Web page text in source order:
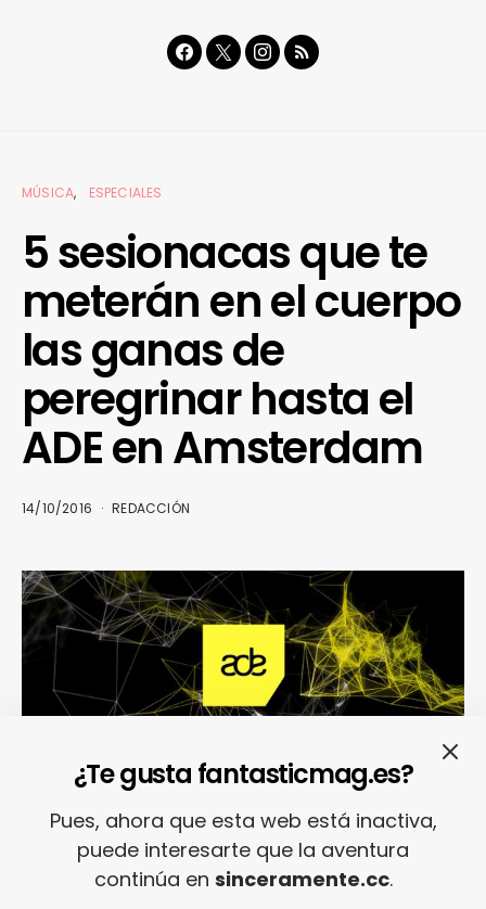
MÚSICA ESPECIALES
5 sesionacas que te
meterán en el cuerpo
las ganas de
peregrinar hasta el
ADE en Amsterdam
14/10/2016 REDACCIÓN
Estas cinco sesionacas
de djs que participan en
¿Te gusta fantasticmag.es?
Pues, ahora que esta web está inactiva,
puede interesarte que la aventura
continúa en sinceramente.cc.